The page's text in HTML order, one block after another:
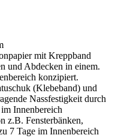
mit Kreppband
und Abdecken in einem.
konzipiert.
(Klebeband) und
Nassfestigkeit durch
Innenbereich
Fensterbänken,
7 Tage im Innenbereich